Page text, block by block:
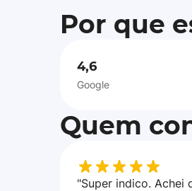
Por que
4,6
Google
Quem
"Super indico. Achei